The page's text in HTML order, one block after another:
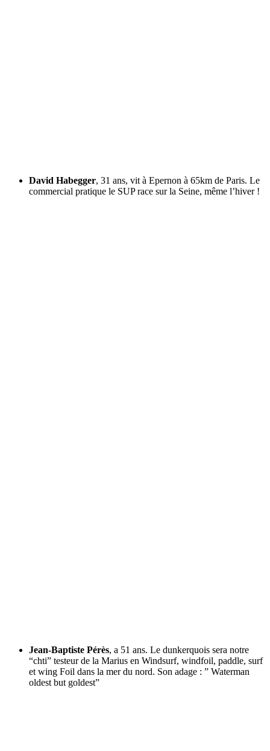
David Habegger, 31 ans, vit à Epernon à 65km de Paris. Le
commercial pratique le SUP race sur la Seine, même l’hiver !
Jean-Baptiste Pérès, a 51 ans. Le dunkerquois sera notre
“chti” testeur de la Marius en Windsurf, windfoil, paddle, surf
et wing Foil dans la mer du nord. Son adage : ” Waterman
oldest but goldest”